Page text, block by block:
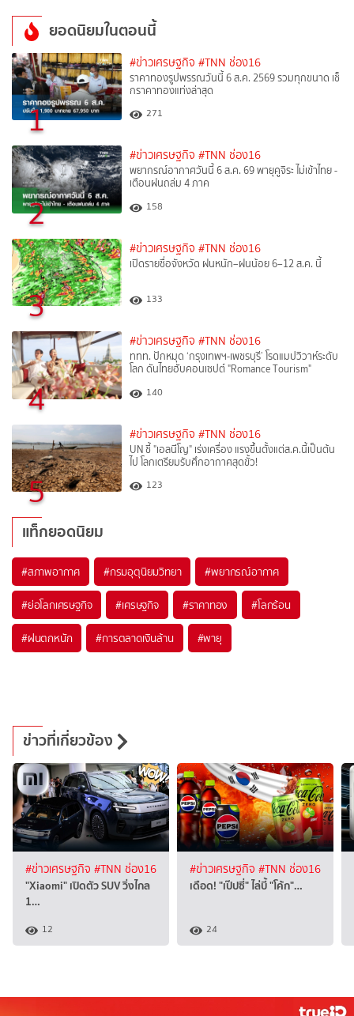
ยอดนิยมในตอนนี้
1
#ข่าวเศรษฐกิจ #TNN ช่อง16
ราคาทองรูปพรรณวันนี้ 6 ส.ค. 2569 รวมทุกขนาด เช็
กราคาทองแท่งล่าสุด
271
2
#ข่าวเศรษฐกิจ #TNN ช่อง16
พยากรณ์อากาศวันนี้ 6 ส.ค. 69 พายุคูจิระ ไม่เข้าไทย -
เตือนฝนถล่ม 4 ภาค
158
3
#ข่าวเศรษฐกิจ #TNN ช่อง16
เปิดรายชื่อจังหวัด ฝนหนัก–ฝนน้อย 6–12 ส.ค. นี้
133
4
#ข่าวเศรษฐกิจ #TNN ช่อง16
ททท. ปักหมุด ‘กรุงเทพฯ-เพชรบุรี’ โรดแมปวิวาห์ระดับ
โลก ดันไทยฮับคอนเซปต์ "Romance Tourism"
140
5
#ข่าวเศรษฐกิจ #TNN ช่อง16
UN ชี้ "เอลนีโญ" เร่งเครื่อง แรงขึ้นตั้งแต่ส.ค.นี้เป็นต้น
ไป โลกเตรียมรับศึกอากาศสุดขั้ว!
123
แท็กยอดนิยม
#สภาพอากาศ #กรมอุตุนิยมวิทยา #พยากรณ์อากาศ
#ย่อโลกเศรษฐกิจ #เศรษฐกิจ #ราคาทอง #โลกร้อน
#ฝนตกหนัก #การตลาดเงินล้าน #พายุ
ข่าวที่เกี่ยวข้อง
#ข่าวเศรษฐกิจ #TNN ช่อง16
"Xiaomi" เปิดตัว SUV วิ่งไกล
1…
12
#ข่าวเศรษฐกิจ #TNN ช่อง16
เดือด! "เป๊ปซี่" ไล่บี้ "โค้ก"…
24